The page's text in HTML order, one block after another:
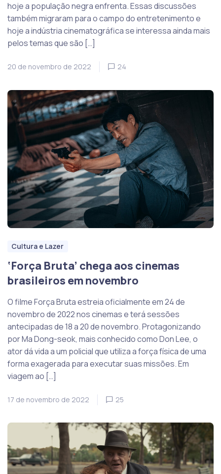
hoje a população negra enfrenta. Essas discussões
também migraram para o campo do entretenimento e
hoje a indústria cinematográfica se interessa ainda mais
pelos temas que são […]
20 de novembro de 2022 24
Cultura e Lazer
‘Força Bruta’ chega aos cinemas
brasileiros em novembro
O filme Força Bruta estreia oficialmente em 24 de
novembro de 2022 nos cinemas e terá sessões
antecipadas de 18 a 20 de novembro. Protagonizando
por Ma Dong-seok, mais conhecido como Don Lee, o
ator dá vida a um policial que utiliza a força física de uma
forma exagerada para executar suas missões. Em
viagem ao […]
17 de novembro de 2022 25